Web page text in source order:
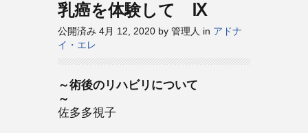
乳癌を体験して Ⅸ
公開済み 4月 12, 2020 by 管理人 in アドナ
イ・エレ
～術後のリハビリについて
～
佐多多視子